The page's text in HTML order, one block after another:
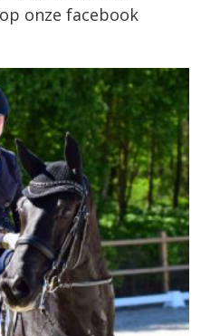
onze facebook